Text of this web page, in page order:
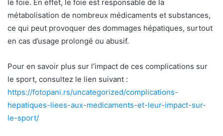
le foie. En effet, le foie est responsable de la
métabolisation de nombreux médicaments et substances,
ce qui peut provoquer des dommages hépatiques, surtout
en cas d’usage prolongé ou abusif.
Pour en savoir plus sur l’impact de ces complications sur
le sport, consultez le lien suivant :
https://fotopani.rs/uncategorized/complications-
hepatiques-liees-aux-medicaments-et-leur-impact-sur-
le-sport/